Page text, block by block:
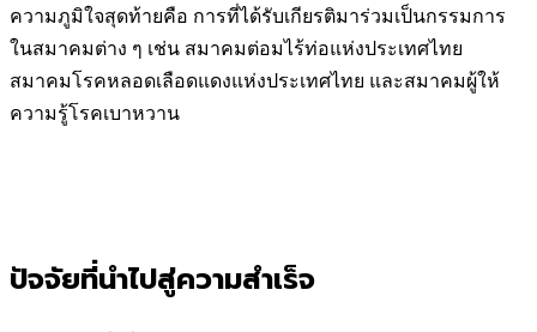
ความภูมิใจสุดท้ายคือ การที่ได้รับเกียรติมาร่วมเป็นกรรมการ
ในสมาคมต่าง ๆ เช่น สมาคมต่อมไร้ท่อแห่งประเทศไทย
สมาคมโรคหลอดเลือดแดงแห่งประเทศไทย และสมาคมผู้ให้
ความรู้โรคเบาหวาน
ปัจจัยที่นำไปสู่ความสำเร็จ